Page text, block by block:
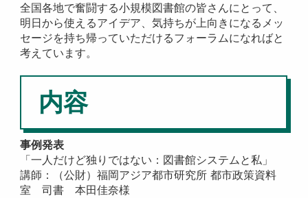
全国各地で奮闘する小規模図書館の皆さんにとって、
明日から使えるアイデア、気持ちが上向きになるメッ
セージを持ち帰っていただけるフォーラムになればと
考えています。
内容
事例発表
「一人だけど独りではない：図書館システムと私」
講師：（公財）福岡アジア都市研究所 都市政策資料
室 司書 本田佳奈様